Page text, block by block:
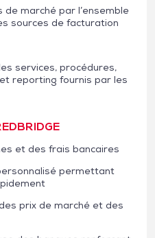
marché par l’ensemble
sources de facturation
services, procédures,
reporting fournis par les
et des frais bancaires
permettant
prix de marché et des